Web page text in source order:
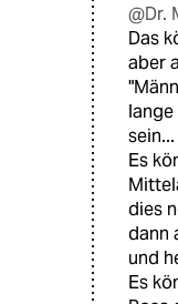
@Dr.
Das
aber
sein...
Es
dies
dann
und
Es